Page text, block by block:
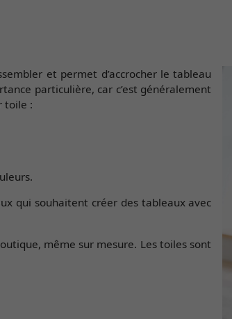
et permet d’accrocher le tableau
particulière, car c’est généralement
toile :
qui souhaitent créer des tableaux avec
même sur mesure. Les toiles sont